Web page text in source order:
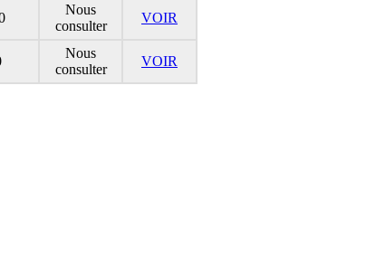
Nous
consulter
VOIR
Nous
consulter
VOIR